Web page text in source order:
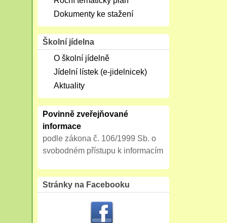
Dokumenty ke stažení
Školní jídelna
O školní jídelně
Jídelní lístek (e-jidelnicek)
Aktuality
Povinně zveřejňované
informace
podle zákona č. 106/1999 Sb. o
svobodném přístupu k informacím
Stránky na Facebooku